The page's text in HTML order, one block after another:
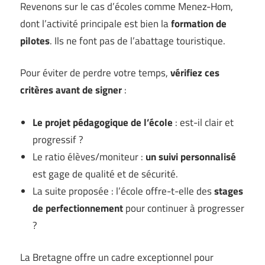
Revenons sur le cas d’écoles comme Menez-Hom,
dont l’activité principale est bien laformation de
pilotes. Ils ne font pas de l’abattage touristique.
Pour éviter de perdre votre temps,vérifiez ces
critères avant de signer:
Le projet pédagogique de l’école : est-il clair et
progressif ?
Le ratio élèves/moniteur : un suivi personnalisé
est gage de qualité et de sécurité.
La suite proposée : l’école offre-t-elle desstages
de perfectionnementpour continuer à progresser
?
La Bretagne offre un cadre exceptionnel pour